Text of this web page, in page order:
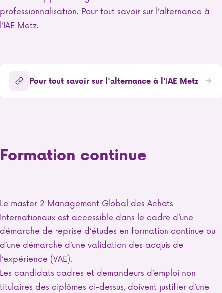
professionnalisation. Pour tout savoir sur l’alternance à
l’IAE Metz.
Pour tout savoir sur l'alternance à l'IAE Metz
Formation continue
Le master 2 Management Global des Achats
Internationaux est accessible dans le cadre d’une
démarche de reprise d’études en formation continue ou
d’une démarche d’une validation des acquis de
l’expérience (VAE).
Les candidats cadres et demandeurs d’emploi non
titulaires des diplômes ci-dessus, doivent justifier d’une